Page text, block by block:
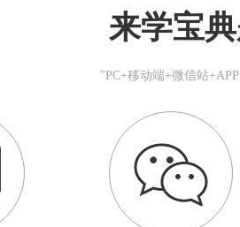
来学宝
"PC+移动端+微信站